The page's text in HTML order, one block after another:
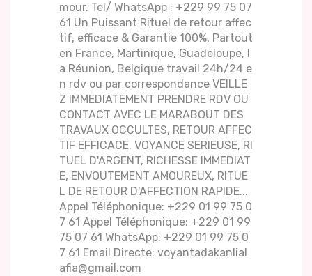
mour. Tel/ WhatsApp : +229 99 75 07
61 Un Puissant Rituel de retour affec
tif, efficace & Garantie 100%, Partout
en France, Martinique, Guadeloupe, l
a Réunion, Belgique travail 24h/24 e
n rdv ou par correspondance VEILLE
Z IMMEDIATEMENT PRENDRE RDV OU
CONTACT AVEC LE MARABOUT DES
TRAVAUX OCCULTES, RETOUR AFFEC
TIF EFFICACE, VOYANCE SERIEUSE, RI
TUEL D'ARGENT, RICHESSE IMMEDIAT
E, ENVOUTEMENT AMOUREUX, RITUE
L DE RETOUR D'AFFECTION RAPIDE...
Appel Téléphonique: +229 01 99 75 0
7 61 Appel Téléphonique: +229 01 99
75 07 61 WhatsApp: +229 01 99 75 0
7 61 Email Directe: voyantadakanlial
afia@gmail.com